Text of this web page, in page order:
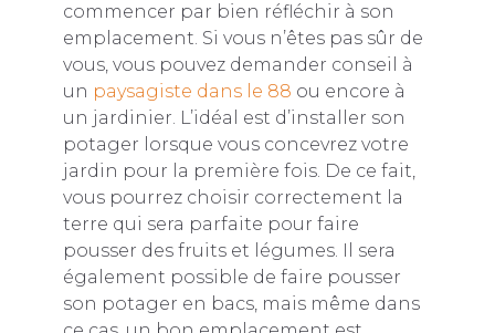
commencer par bien réfléchir à son
emplacement. Si vous n’êtes pas sûr de
vous, vous pouvez demander conseil à
un paysagiste dans le 88 ou encore à
un jardinier. L’idéal est d’installer son
potager lorsque vous concevrez votre
jardin pour la première fois. De ce fait,
vous pourrez choisir correctement la
terre qui sera parfaite pour faire
pousser des fruits et légumes. Il sera
également possible de faire pousser
son potager en bacs, mais même dans